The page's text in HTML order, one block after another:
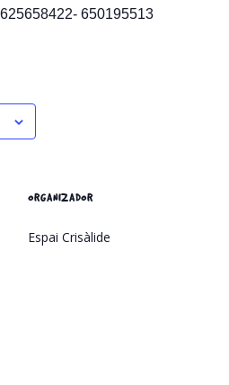
650195513
ORGANIZADOR
Espai Crisàlide